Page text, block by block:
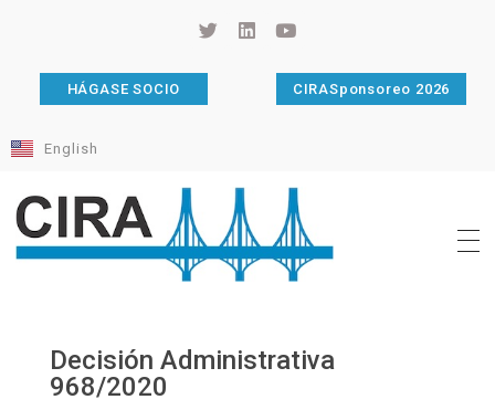
HÁGASE SOCIO CIRASponsoreo 2026
English
Decisión Administrativa
968/2020